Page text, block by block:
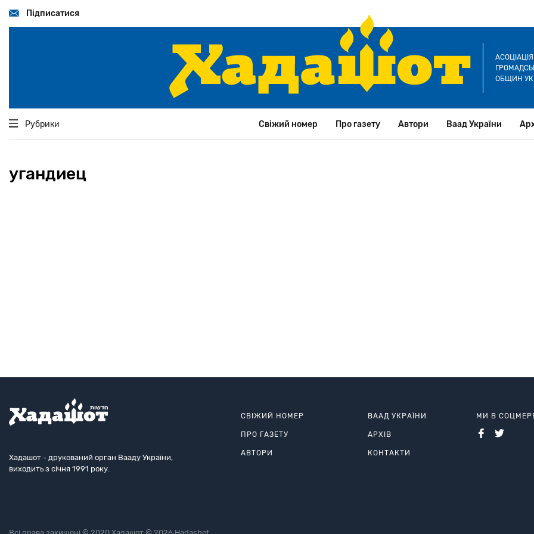
основногоПідписатися
ОБЩИН
Рубрики Свіжий номер Про газету Автори Ваад України
угандиец
Хадашот - друкований орган Вааду України,
виходить з січня 1991 року.
СВІЖИЙ НОМЕР
ПРО ГАЗЕТУ
АВТОРИ
ВААД УКРАЇНИ
АРХІВ
КОНТАКТИ
МИ В